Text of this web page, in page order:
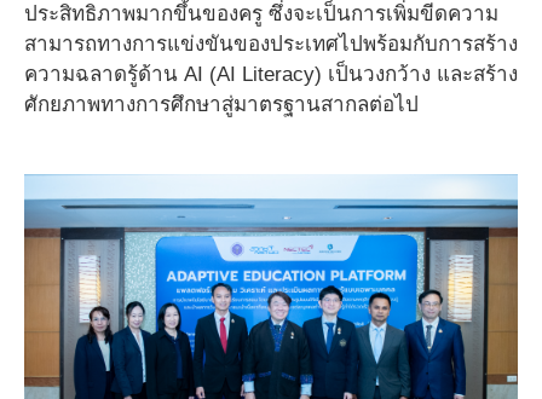
ประสิทธิภาพมากขึ้นของครู ซึ่งจะเป็นการเพิ่มขีดความ
สามารถทางการแข่งขันของประเทศไปพร้อมกับการสร้าง
ความฉลาดรู้ด้าน AI (AI Literacy) เป็นวงกว้าง และสร้าง
ศักยภาพทางการศึกษาสู่มาตรฐานสากลต่อไป